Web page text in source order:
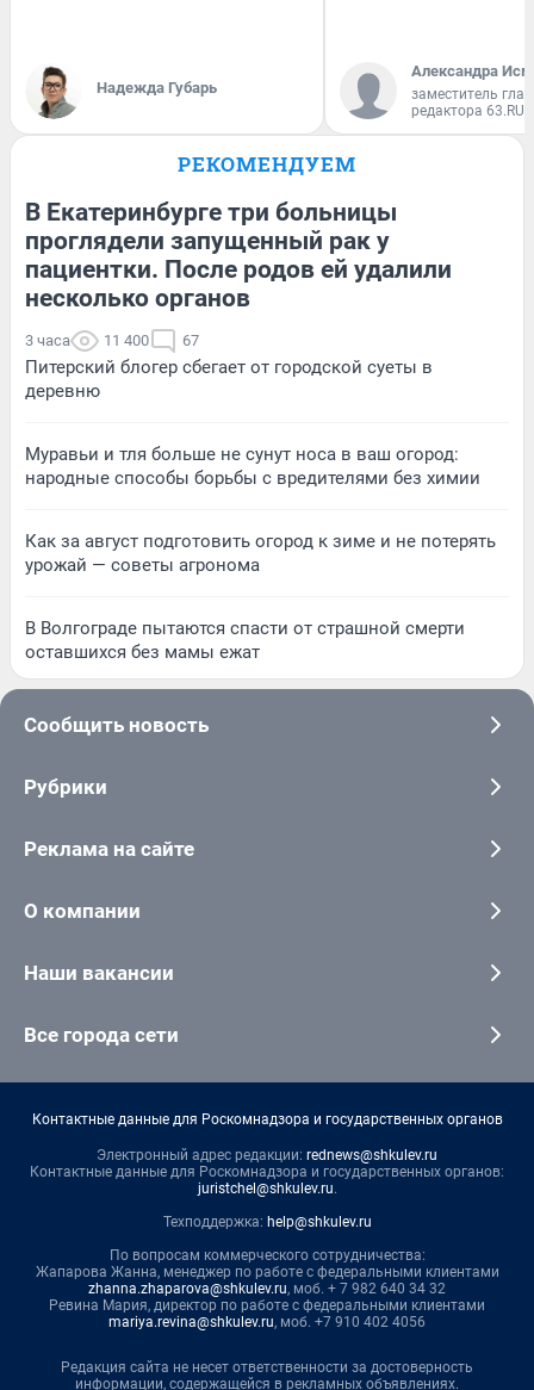
Надежда Губарь
Александра
заместитель
редактора 63.RU
РЕКОМЕНДУЕМ
В Екатеринбурге три больницы
проглядели запущенный рак у
пациентки. После родов ей удалили
несколько органов
3 часа 11 400 67
Питерский блогер сбегает от городской суеты в
деревню
Муравьи и тля больше не сунут носа в ваш огород:
народные способы борьбы с вредителями без химии
Как за август подготовить огород к зиме и не потерять
урожай — советы агронома
В Волгограде пытаются спасти от страшной смерти
оставшихся без мамы ежат
Сообщить новость
Рубрики
Реклама на сайте
О компании
Наши вакансии
Все города сети
Контактные данные для Роскомнадзора и государственных органов
Электронный адрес редакции: rednews@shkulev.ru
Контактные данные для Роскомнадзора и государственных органов:
juristchel@shkulev.ru.
Техподдержка: help@shkulev.ru
По вопросам коммерческого сотрудничества:
Жапарова Жанна, менеджер по работе с федеральными клиентами
zhanna.zhaparova@shkulev.ru, моб. + 7 982 640 34 32
Ревина Мария, директор по работе с федеральными клиентами
mariya.revina@shkulev.ru, моб. +7 910 402 4056
Редакция сайта не несет ответственности за достоверность
информации, содержащейся в рекламных объявлениях.